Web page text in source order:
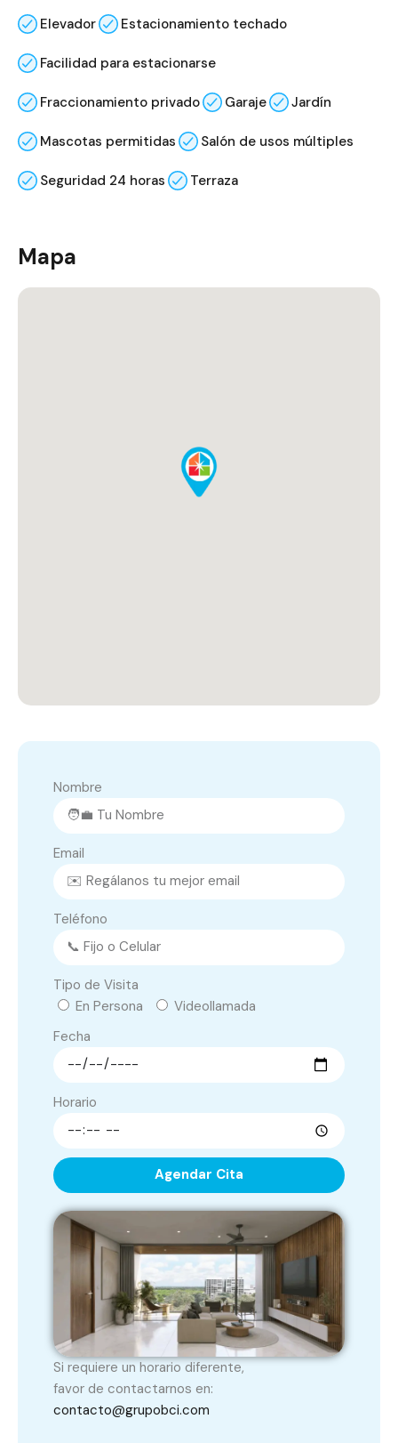
Elevador Estacionamiento techado
Facilidad para estacionarse
Fraccionamiento privado Garaje Jardín
Mascotas permitidas Salón de usos múltiples
Seguridad 24 horas Terraza
Mapa
Nombre
Email
Teléfono
Tipo de Visita
En Persona
Videollamada
Fecha
Horario
Agendar Cita
Si requiere un horario diferente,
favor de contactarnos en:
contacto@grupobci.com